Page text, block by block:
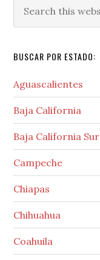
this
BUSCAR POR ESTADO:
Aguascalientes
Baja California
Baja California Sur
Campeche
Chiapas
Chihuahua
Coahuila